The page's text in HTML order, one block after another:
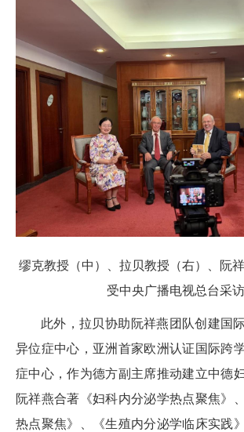
缪克教授（中）、拉贝教授（右）、阮
受中央广播电视总台采访
此外，拉贝协助阮祥燕团队创建国
异位症中心，亚洲首家欧洲认证国际跨
症中心，作为德方副主席推动建立中德
阮祥燕合著《妇科内分泌学热点聚焦》
热点聚焦》、《生殖内分泌学临床实践